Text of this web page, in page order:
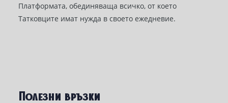
Платформата, обединяваща всичко, от което
Татковците имат нужда в своето ежедневие.
Полезни връзки